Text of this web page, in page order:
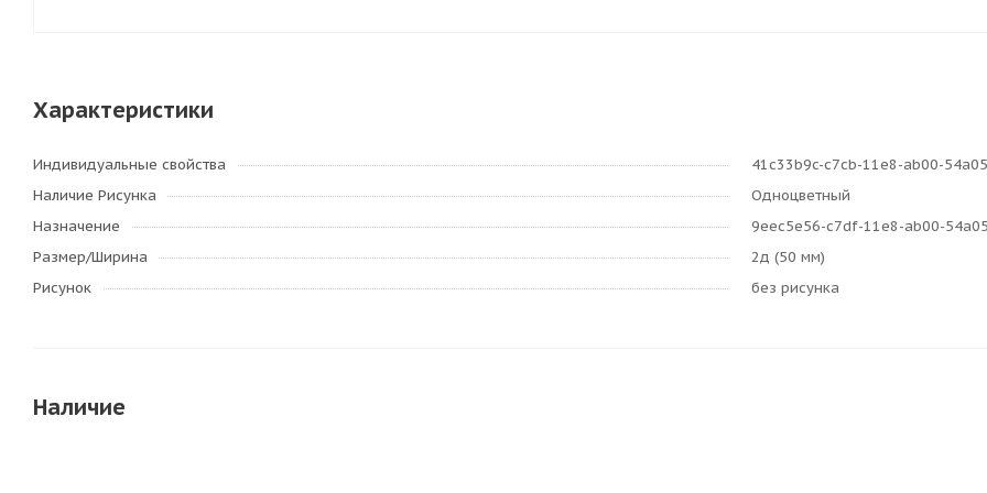
Характеристики
Индивидуальные свойства
41c33b9c-c7cb-11e8-ab00-
Наличие Рисунка
Одноцветный
Назначение
9eec5e56-c7df-11e8-ab00-
Размер/Ширина
2д (50 мм)
Рисунок
без рисунка
Наличие